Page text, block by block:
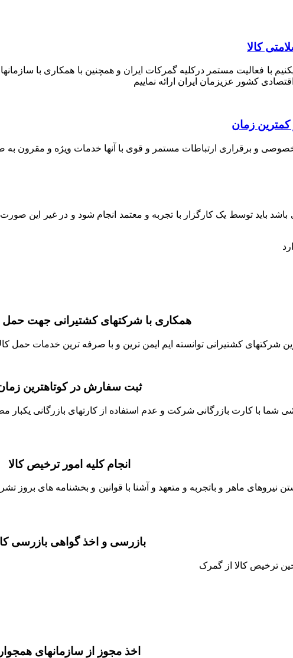
کالا
با فعالیت مستمر درکلیه گمرکات ایران و همچنین با همکاری با
کشور عزیزمان ایران ارائه نماییم
کمترین زمان
خصوصی و برقراری ارتباطات مستمر و قوی با آنها خدمات ویژه و مقرون
باید توسط یک کارگزار با تجربه و معتمد انجام شود و در غیر این
همکاری با شرکتهای کشتیرانی جهت حمل
شرکتهای کشتیرانی توانسته ایم ایمن ترین و با صرفه ترین خدمات حمل کالا
ثبت سفارش در کوتاهترین
با کارت بازرگانی شرکت و عدم استفاده از کارتهای بازرگانی یکبار
انجام کلیه امور ترخیص کالا
نیروهای ماهر و باتجربه و متعهد و آشنا با قوانین و بخشنامه های
بازرسی و اخذ گواهی بازرسی
ترخیص کالا از گمرک
اخذ مجوز از سازمانهای همجوار